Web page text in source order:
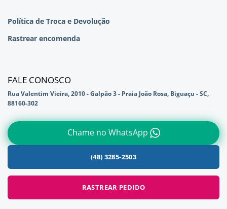
Política de Troca e Devolução
Rastrear encomenda
FALE CONOSCO
Rua Valentim Vieira, 2010 - Galpão 3 - Praia João Rosa, Biguaçu - SC,
88160-302
Chame no WhatsApp
(48) 3285-2503
RASTREAR PEDIDO